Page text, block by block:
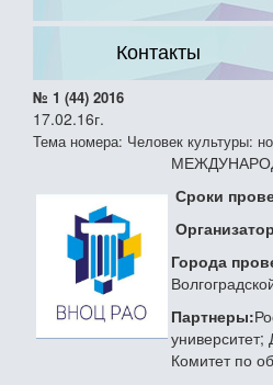
Контакты
№ 1 (44) 2016
17.02.16г.
Тема номера: Человек культуры:
Сроки
Города
Партнеры:
университет;
Комитет по